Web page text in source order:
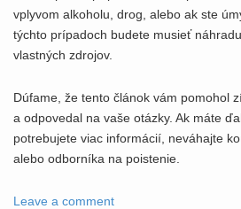
vplyvom alkoholu, drog, alebo ak ste
týchto prípadoch budete musieť
vlastných zdrojov.
Dúfame, že tento článok vám pomohol
a odpovedal na vaše otázky. Ak máte
potrebujete viac informácií, neváhajte
alebo odborníka na poistenie.
Leave a comment